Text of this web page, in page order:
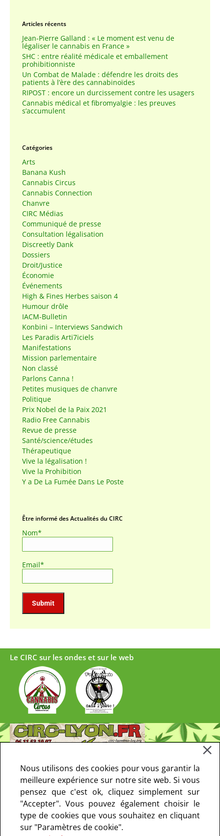
Articles récents
Jean-Pierre Galland : « Le moment est venu de
légaliser le cannabis en France »
SHC : entre réalité médicale et emballement
prohibitionniste
Un Combat de Malade : défendre les droits des
patients à l’ère des cannabinoïdes
RIPOST : encore un durcissement contre les usagers
Cannabis médical et fibromyalgie : les preuves
s’accumulent
Catégories
Arts
Banana Kush
Cannabis Circus
Cannabis Connection
Chanvre
CIRC Médias
Communiqué de presse
Consultation légalisation
Discreetly Dank
Dossiers
Droit/Justice
Économie
Événements
High & Fines Herbes saison 4
Humour drôle
IACM-Bulletin
Konbini – Interviews Sandwich
Les Paradis Arti7iciels
Manifestations
Mission parlementaire
Non classé
Parlons Canna !
Petites musiques de chanvre
Politique
Prix Nobel de la Paix 2021
Radio Free Cannabis
Revue de presse
Santé/science/études
Thérapeutique
Vive la légalisation !
Vive la Prohibition
Y a De La Fumée Dans Le Poste
Être informé des Actualités du CIRC
Nom*
Email*
Le CIRC sur les ondes et sur le web
Nous utilisons des cookies pour vous garantir la
meilleure expérience sur notre site web. Si vous
pensez que c'est ok, cliquez simplement sur
"Accepter". Vous pouvez également choisir le
type de cookies que vous souhaitez en cliquant
sur "Paramètres de cookie".